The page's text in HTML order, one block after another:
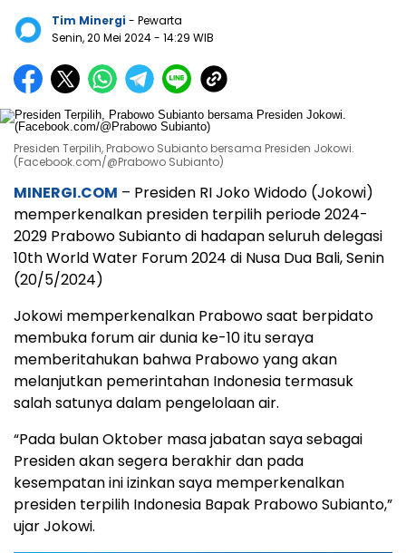
Tim Minergi - Pewarta
Senin, 20 Mei 2024- 14:29 WIB
Presiden Terpilih, Prabowo Subianto bersama Presiden Jokowi.
(Facebook.com/@Prabowo Subianto)
MINERGI.COM – Presiden RI Joko Widodo (Jokowi)
memperkenalkan presiden terpilih periode 2024-
2029 Prabowo Subianto di hadapan seluruh delegasi
10th World Water Forum 2024 di Nusa Dua Bali, Senin
(20/5/2024)
Jokowi memperkenalkan Prabowo saat berpidato
membuka forum air dunia ke-10 itu seraya
memberitahukan bahwa Prabowo yang akan
melanjutkan pemerintahan Indonesia termasuk
salah satunya dalam pengelolaan air.
“Pada bulan Oktober masa jabatan saya sebagai
Presiden akan segera berakhir dan pada
kesempatan ini izinkan saya memperkenalkan
presiden terpilih Indonesia Bapak Prabowo Subianto,”
ujar Jokowi.